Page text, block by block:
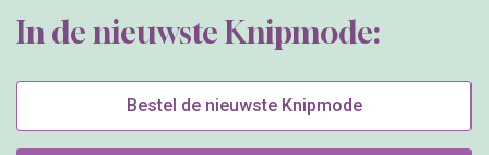
In de nieuwste Knipmode:
Bestel de nieuwste Knipmode